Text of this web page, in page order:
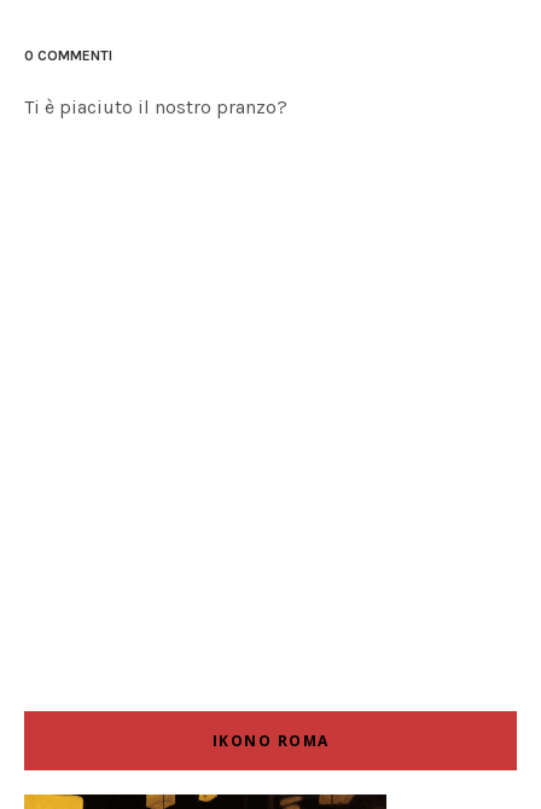
0 COMMENTI
Ti è piaciuto il nostro pranzo?
IKONO ROMA